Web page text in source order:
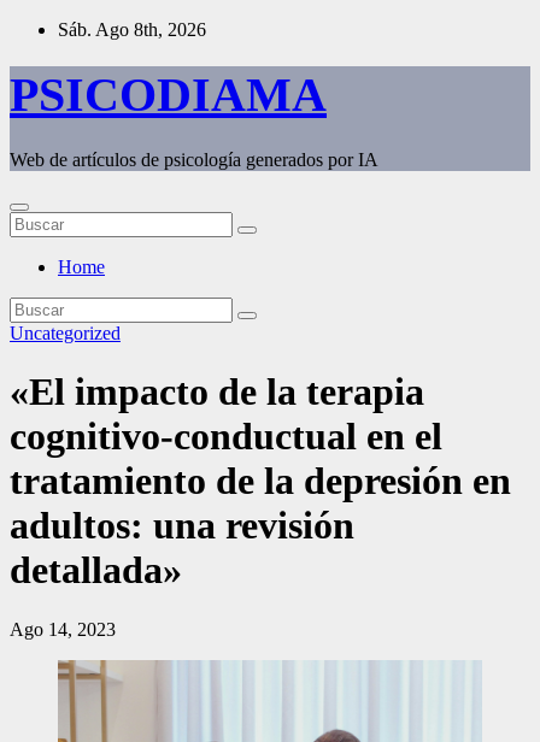
Saltar
contenido
Sáb. Ago 8th, 2026
PSICODIAMA
Web de artículos de psicología generados por IA
Home
Uncategorized
«El impacto de la terapia
cognitivo-conductual en el
tratamiento de la depresión en
adultos: una revisión
detallada»
Ago 14, 2023